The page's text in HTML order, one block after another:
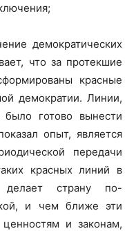
демократических
что за протекшие
красные
демократии. Линии,
готово вынести
опыт, является
передачи
красных линий в
делает страну по-
и чем ближе эти
и законам,